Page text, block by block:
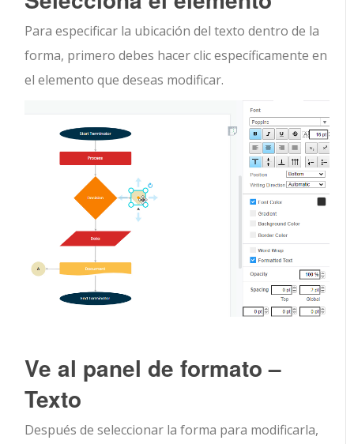
Para especificar la ubicación del texto dentro de la
forma, primero debes hacer clic específicamente en
el elemento que deseas modificar.
Ve al panel de formato –
Texto
Después de seleccionar la forma para modificarla,